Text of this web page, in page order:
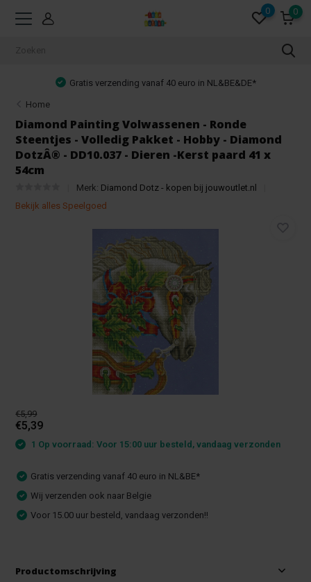
0 0
euro in NL&BE&DE* Achteraf betalen
Home
Diamond Painting Volwassenen - Ronde
Steentjes - Volledig Pakket - Hobby - Diamond
DotzÂ® - DD10.037 - Dieren -Kerst paard 41 x
54cm
Merk: Diamond Dotz - kopen bij jouwoutlet.nl
Bekijk alles Speelgoed
€5,99
€5,39
1 Op voorraad: Voor 15:00 uur besteld, vandaag verzonden
Gratis verzending vanaf 40 euro in NL&BE*
Wij verzenden ook naar Belgie
Voor 15.00 uur besteld, vandaag verzonden!!
Productomschrijving